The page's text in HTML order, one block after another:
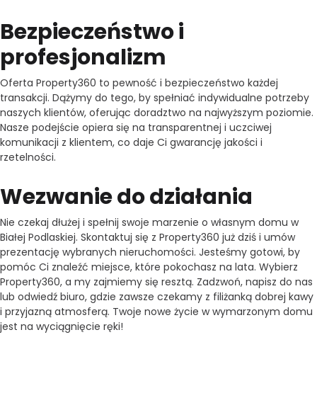
Bezpieczeństwo i
profesjonalizm
Oferta Property360 to pewność i bezpieczeństwo każdej
transakcji. Dążymy do tego, by spełniać indywidualne potrzeby
naszych klientów, oferując doradztwo na najwyższym poziomie.
Nasze podejście opiera się na transparentnej i uczciwej
komunikacji z klientem, co daje Ci gwarancję jakości i
rzetelności.
Wezwanie do działania
Nie czekaj dłużej i spełnij swoje marzenie o własnym domu w
Białej Podlaskiej. Skontaktuj się z Property360 już dziś i umów
prezentację wybranych nieruchomości. Jesteśmy gotowi, by
pomóc Ci znaleźć miejsce, które pokochasz na lata. Wybierz
Property360, a my zajmiemy się resztą. Zadzwoń, napisz do nas
lub odwiedź biuro, gdzie zawsze czekamy z filiżanką dobrej kawy
i przyjazną atmosferą. Twoje nowe życie w wymarzonym domu
jest na wyciągnięcie ręki!